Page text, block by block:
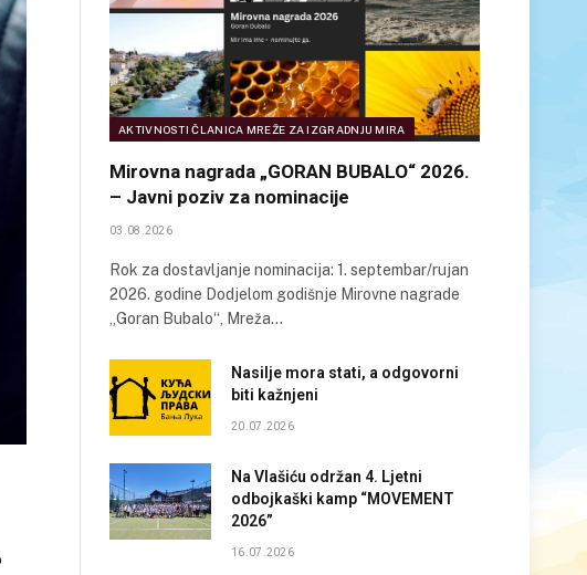
AKTIVNOSTI ČLANICA MREŽE ZA IZGRADNJU MIRA
Mirovna nagrada „GORAN BUBALO“ 2026.
– Javni poziv za nominacije
03.08.2026
Rok za dostavljanje nominacija: 1. septembar/rujan
2026. godine Dodjelom godišnje Mirovne nagrade
„Goran Bubalo“, Mreža…
Nasilje mora stati, a odgovorni
biti kažnjeni
20.07.2026
Na Vlašiću održan 4. Ljetni
odbojkaški kamp “MOVEMENT
2026”
16.07.2026